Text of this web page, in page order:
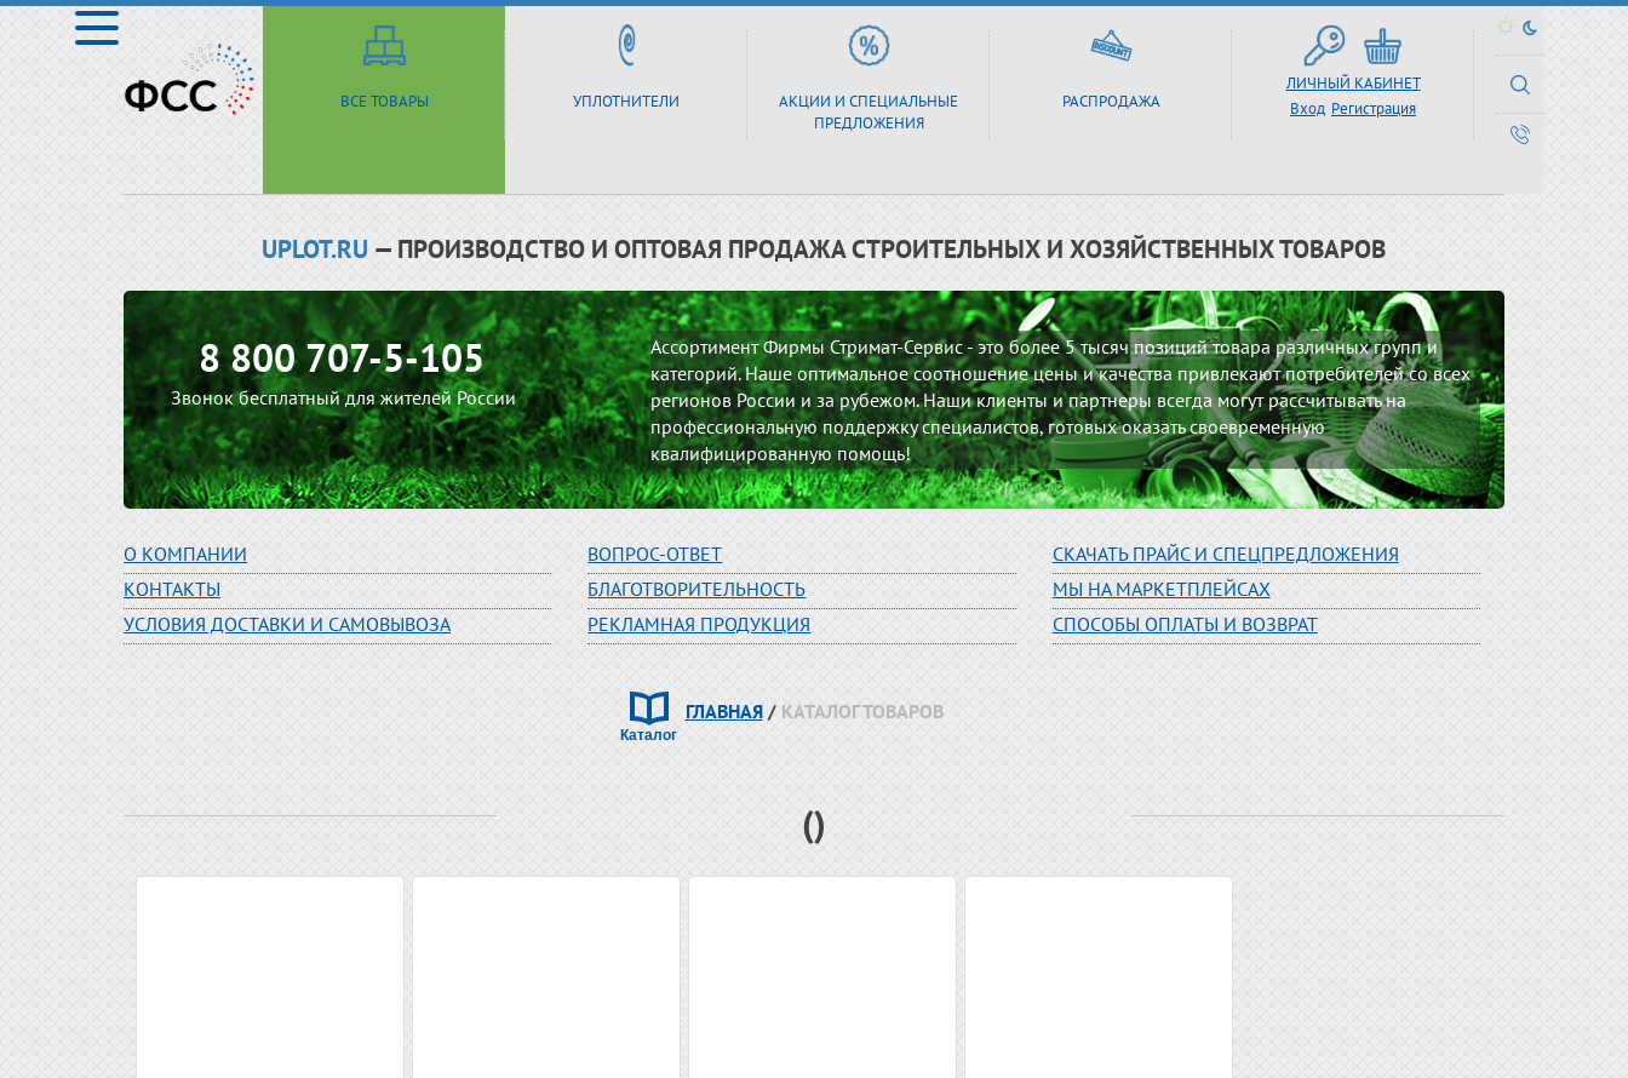
ВСЕ ТОВАРЫ УПЛОТНИТЕЛИ
АКЦИИ И СПЕЦИАЛЬНЫЕ
ПРЕДЛОЖЕНИЯ
РАСПРОДАЖА
ЛИЧНЫЙ КАБИНЕТ
Вход Регистрация
UPLOT.RU — ПРОИЗВОДСТВО И ОПТОВАЯ ПРОДАЖА СТРОИТЕЛЬНЫХ И ХОЗЯЙСТВЕННЫХ ТОВАРОВ
8 800 707-5-105
Звонок бесплатный для жителей России
Ассортимент Фирмы Стримат-Сервис - это более 5 тысяч позиций товара различных групп и
категорий. Наше оптимальное соотношение цены и качества привлекают потребителей со всех
регионов России и за рубежом. Наши клиенты и партнеры всегда могут рассчитывать на
профессиональную поддержку специалистов, готовых оказать своевременную
квалифицированную помощь!
О КОМПАНИИ
КОНТАКТЫ
УСЛОВИЯ ДОСТАВКИ И САМОВЫВОЗА
ВОПРОС-ОТВЕТ
БЛАГОТВОРИТЕЛЬНОСТЬ
РЕКЛАМНАЯ ПРОДУКЦИЯ
СКАЧАТЬ ПРАЙС И СПЕЦПРЕДЛОЖЕНИЯ
МЫ НА МАРКЕТПЛЕЙСАХ
СПОСОБЫ ОПЛАТЫ И ВОЗВРАТ
ГЛАВНАЯ/КАТАЛОГ ТОВАРОВ
()